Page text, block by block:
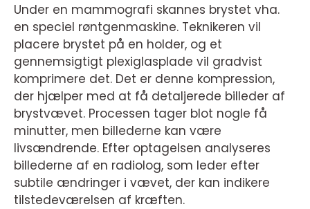
Under en mammografi skannes brystet vha.
en speciel røntgenmaskine. Teknikeren vil
placere brystet på en holder, og et
gennemsigtigt plexiglasplade vil gradvist
komprimere det. Det er denne kompression,
der hjælper med at få detaljerede billeder af
brystvævet. Processen tager blot nogle få
minutter, men billederne kan være
livsændrende. Efter optagelsen analyseres
billederne af en radiolog, som leder efter
subtile ændringer i vævet, der kan indikere
tilstedeværelsen af kræften.